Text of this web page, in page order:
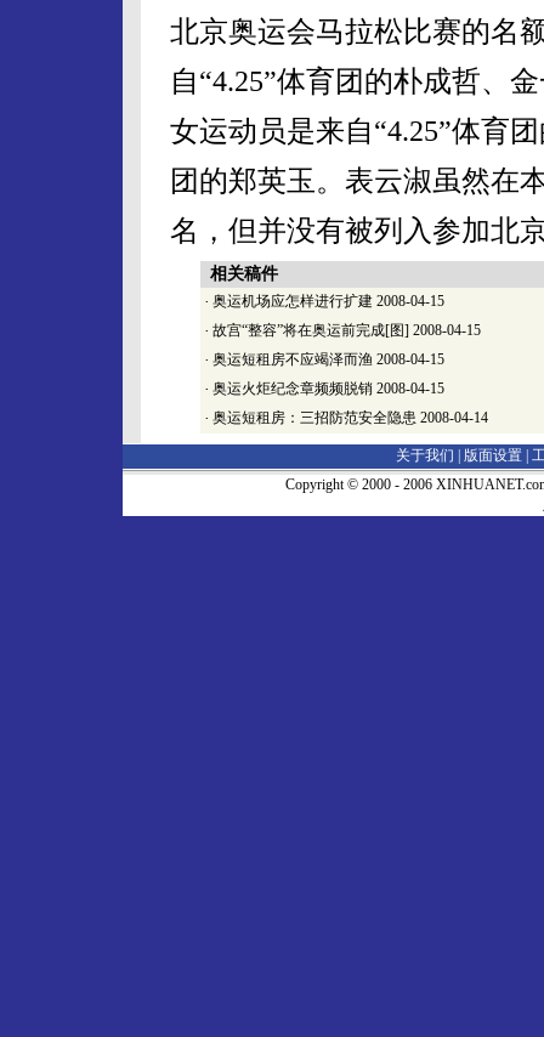
北京奥运会马拉松比赛的名
自“4.25”体育团的朴成哲、
女运动员是来自“4.25”体育
团的郑英玉。表云淑虽然在
名，但并没有被列入参加北
相关稿件
· 奥运机场应怎样进行扩建 2008-04-15
· 故宫“整容”将在奥运前完成[图] 2008-04-15
· 奥运短租房不应竭泽而渔 2008-04-15
· 奥运火炬纪念章频频脱销 2008-04-15
· 奥运短租房：三招防范安全隐患 2008-04-14
关于我们 | 版面设置
Copyright © 2000 - 2006